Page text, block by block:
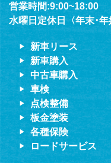
営業時間:9:00~18:00
水曜日定休日〈年末･
新車リース
新車購入
中古車購入
車検
点検整備
板金塗装
各種保険
ロードサービス